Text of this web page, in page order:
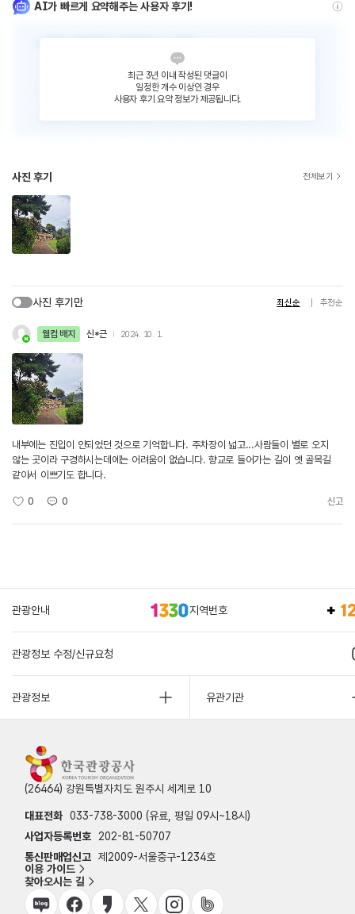
AI가 빠르게 요약해주는 사용자 후기!
최근 3년 이내 작성된 댓글이
일정한 개수 이상인 경우
사용자 후기 요약 정보가 제공됩니다.
사진 후기 전체보기
사진 후기만 최신순 추천순
웰컴 배지 신*근 2024. 10. 1.
내부에는 진입이 안되었던 것으로 기억합니다. 주차장이 넓고...사람들이 별로 오지
않는 곳이라 구경하시는데에는 어려움이 없습니다. 향교로 들어가는 길이 옛 골목길
같아서 이쁘기도 합니다.
0 0 신고
관광안내 지역번호
관광정보 수정/신규요청
관광정보 유관기관
(26464) 강원특별자치도 원주시 세계로 10
대표전화 033-738-3000 (유료, 평일 09시~18시)
사업자등록번호
202-81-50707
통신판매업신고 제2009-서울중구-1234호
이용 가이드
찾아오시는 길